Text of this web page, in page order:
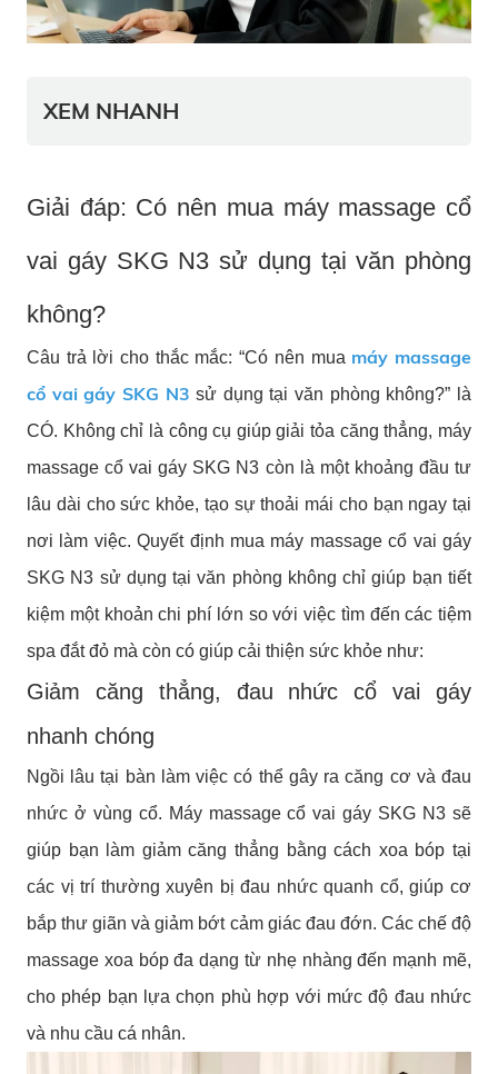
XEM NHANH
Giải đáp: Có nên mua máy massage cổ
vai gáy SKG N3 sử dụng tại văn phòng
không?
Câu trả lời cho thắc mắc: “Có nên mua máy massage
cổ vai gáy SKG N3 sử dụng tại văn phòng không?” là
CÓ. Không chỉ là công cụ giúp giải tỏa căng thẳng, máy
massage cổ vai gáy SKG N3 còn là một khoảng đầu tư
lâu dài cho sức khỏe, tạo sự thoải mái cho bạn ngay tại
nơi làm việc. Quyết định mua máy massage cổ vai gáy
SKG N3 sử dụng tại văn phòng không chỉ giúp bạn tiết
kiệm một khoản chi phí lớn so với việc tìm đến các tiệm
spa đắt đỏ mà còn có giúp cải thiện sức khỏe như:
Giảm căng thẳng, đau nhức cổ vai gáy
nhanh chóng
Ngồi lâu tại bàn làm việc có thể gây ra căng cơ và đau
nhức ở vùng cổ. Máy massage cổ vai gáy SKG N3 sẽ
giúp bạn làm giảm căng thẳng bằng cách xoa bóp tại
các vị trí thường xuyên bị đau nhức quanh cổ, giúp cơ
bắp thư giãn và giảm bớt cảm giác đau đớn. Các chế độ
massage xoa bóp đa dạng từ nhẹ nhàng đến mạnh mẽ,
cho phép bạn lựa chọn phù hợp với mức độ đau nhức
và nhu cầu cá nhân.